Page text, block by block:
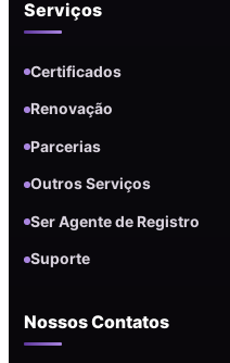
Serviços
Certificados
Renovação
Parcerias
Outros Serviços
Ser Agente de Registro
Suporte
Nossos Contatos